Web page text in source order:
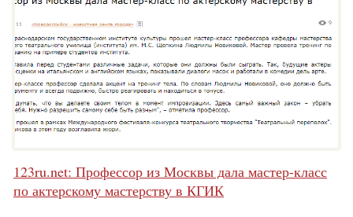
123ru.net: Профессор из Москвы дала мастер-класс
по актерскому мастерству в КГИК